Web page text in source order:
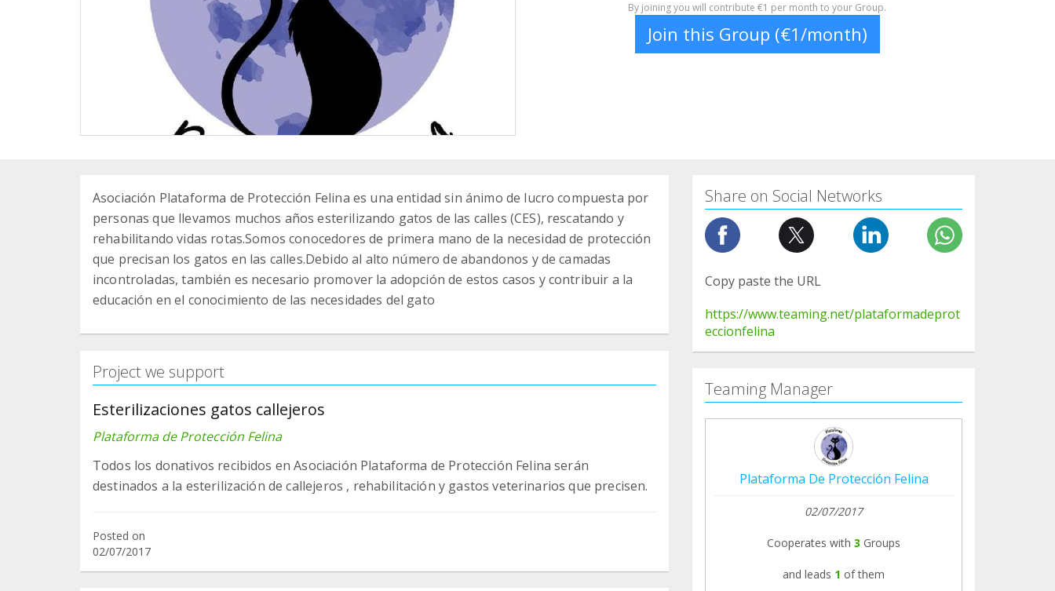
By joining you will contribute €1 per month to your Group.
Join this Group (€1/month)
Asociación Plataforma de Protección Felina es una entidad sin ánimo de lucro compuesta por
personas que llevamos muchos años esterilizando gatos de las calles (CES), rescatando y
rehabilitando vidas rotas.Somos conocedores de primera mano de la necesidad de protección
que precisan los gatos en las calles.Debido al alto número de abandonos y de camadas
incontroladas, también es necesario promover la adopción de estos casos y contribuir a la
educación en el conocimiento de las necesidades del gato
Project we support
Esterilizaciones gatos callejeros
Plataforma de Protección Felina
Todos los donativos recibidos en Asociación Plataforma de Protección Felina serán
destinados a la esterilización de callejeros , rehabilitación y gastos veterinarios que precisen.
Posted on
02/07/2017
Share on Social Networks
Copy paste the URL
https://www.teaming.net/plataformadeprot
eccionfelina
Teaming Manager
Plataforma De Protección Felina
02/07/2017
Cooperates with 3 Groups
and leads 1 of them